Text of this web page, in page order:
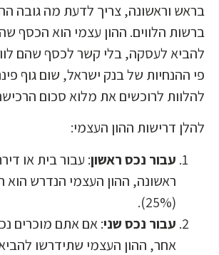
בראש וראשונה, צריך לדעת מה גובה
ברשות הלווים. ההון עצמי הוא הכסף
להביא לעסקה, בלי קשר לכסף שהם
פי ההנחיות של בנק ישראל, שום גוף
להלוות לרוכשים את מלוא סכום הרכישה.
להלן דרישות ההון העצמי:
עבור נכס ראשון: עבור בית או דירת
ראשונה, ההון העצמי הנדרש הוא
עבור נכס שני: אם אתם מוכרים נכס
אחר, ההון העצמי שתידרשו להביא